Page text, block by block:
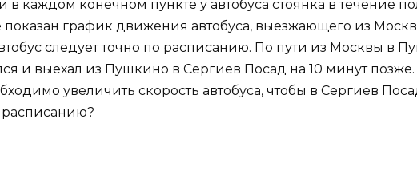
в каждом конечном пункте у автобуса стоянка в течение
график движения автобуса, выезжающего из
следует точно по расписанию. По пути из Москвы в
и выехал из Пушкино в Сергиев Посад на 10 минут
увеличить скорость автобуса, чтобы в Сергиев